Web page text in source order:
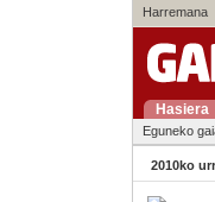
Harremana
Hasiera
Eguneko
2010ko